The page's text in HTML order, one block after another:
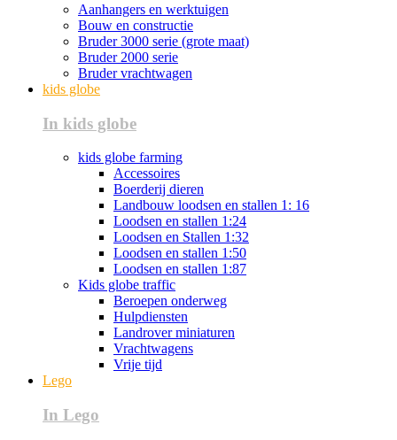
Aanhangers en werktuigen
Bouw en constructie
Bruder 3000 serie (grote maat)
Bruder 2000 serie
Bruder vrachtwagen
kids globe
In kids globe
kids globe farming
Accessoires
Boerderij dieren
Landbouw loodsen en stallen 1: 16
Loodsen en stallen 1:24
Loodsen en Stallen 1:32
Loodsen en stallen 1:50
Loodsen en stallen 1:87
Kids globe traffic
Beroepen onderweg
Hulpdiensten
Landrover miniaturen
Vrachtwagens
Vrije tijd
Lego
In Lego